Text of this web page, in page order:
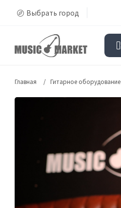
Выбрать город
Главная Гитарное оборудование